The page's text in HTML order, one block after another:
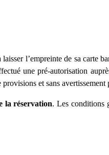
l’empreinte de sa carte
une pré-autorisation
et sans
la réservation. Les conditions